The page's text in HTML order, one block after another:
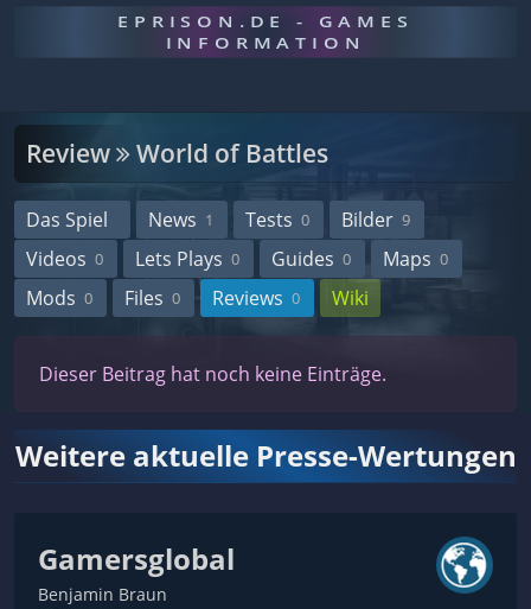
EPRISON.DE - GAMES
INFORMATION
Review World of Battles
Das Spiel News 1 Tests 0 Bilder 9
Videos 0 Lets Plays 0 Guides 0 Maps 0
Mods 0 Files 0 Reviews 0 Wiki
Dieser Beitrag hat noch keine Einträge.
Weitere aktuelle Presse-Wertungen
Gamersglobal
Benjamin Braun